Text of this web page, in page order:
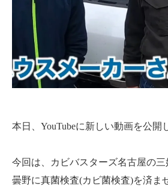
本日、YouTubeに新しい動画を公開
今回は、カビバスターズ名古屋の
曇野に真菌検査(カビ菌検査)を済ま